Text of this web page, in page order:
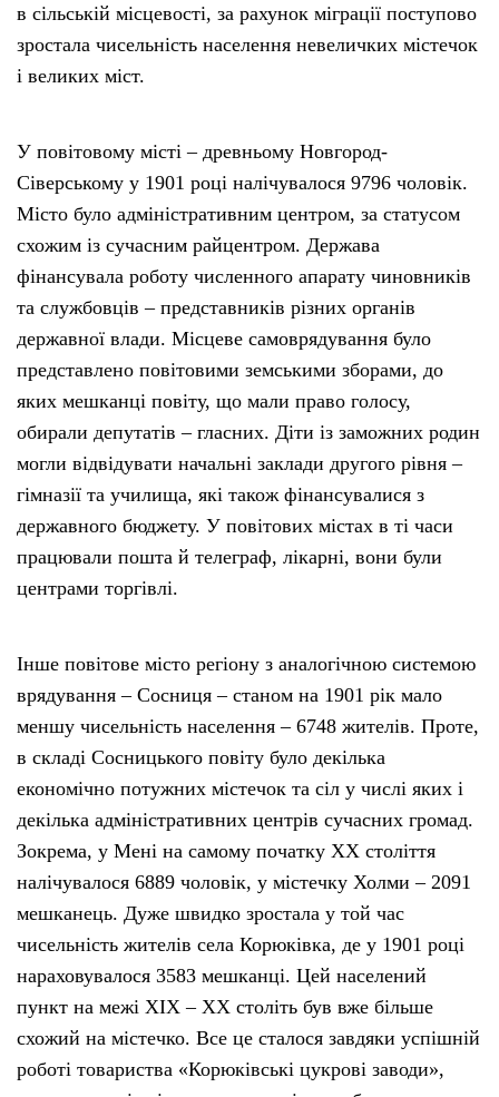
в сільській місцевості, за рахунок міграції поступово
зростала чисельність населення невеличких містечок
і великих міст.
У повітовому місті – древньому Новгород-
Сіверському у 1901 році налічувалося 9796 чоловік.
Місто було адміністративним центром, за статусом
схожим із сучасним райцентром. Держава
фінансувала роботу численного апарату чиновників
та службовців – представників різних органів
державної влади. Місцеве самоврядування було
представлено повітовими земськими зборами, до
яких мешканці повіту, що мали право голосу,
обирали депутатів – гласних. Діти із заможних родин
могли відвідувати начальні заклади другого рівня –
гімназії та училища, які також фінансувалися з
державного бюджету. У повітових містах в ті часи
працювали пошта й телеграф, лікарні, вони були
центрами торгівлі.
Інше повітове місто регіону з аналогічною системою
врядування – Сосниця – станом на 1901 рік мало
меншу чисельність населення – 6748 жителів. Проте,
в складі Сосницького повіту було декілька
економічно потужних містечок та сіл у числі яких і
декілька адміністративних центрів сучасних громад.
Зокрема, у Мені на самому початку ХХ століття
налічувалося 6889 чоловік, у містечку Холми – 2091
мешканець. Дуже швидко зростала у той час
чисельність жителів села Корюківка, де у 1901 році
нараховувалося 3583 мешканці. Цей населений
пункт на межі ХІХ – ХХ століть був вже більше
схожий на містечко. Все це сталося завдяки успішній
роботі товариства «Корюківські цукрові заводи»,